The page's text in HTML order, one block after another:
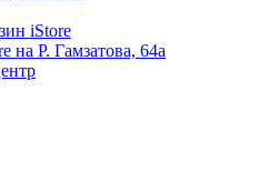
iStore
на Р. Гамзатова, 64а